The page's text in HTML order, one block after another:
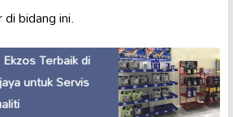
bidang ini.
Terbaik di
untuk Servis